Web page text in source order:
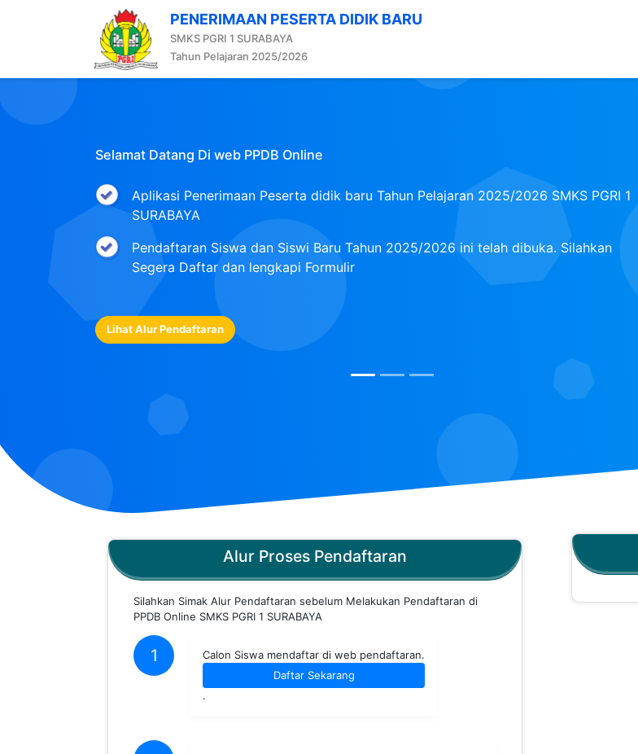
PENERIMAAN PESERTA DIDIK BARU
SMKS PGRI 1 SURABAYA
Tahun Pelajaran 2025/2026
Selamat Datang Di web PPDB Online
Aplikasi Penerimaan Peserta didik baru Tahun Pelajaran 2025/2026 SMKS PGRI 1
SURABAYA
Pendaftaran Siswa dan Siswi Baru Tahun 2025/2026 ini telah dibuka. Silahkan
Segera Daftar dan lengkapi Formulir
Lihat Alur Pendaftaran
Alur Proses Pendaftaran
Silahkan Simak Alur Pendaftaran sebelum Melakukan Pendaftaran di
PPDB Online SMKS PGRI 1 SURABAYA
1
Calon Siswa mendaftar di web pendaftaran.
Daftar Sekarang
.